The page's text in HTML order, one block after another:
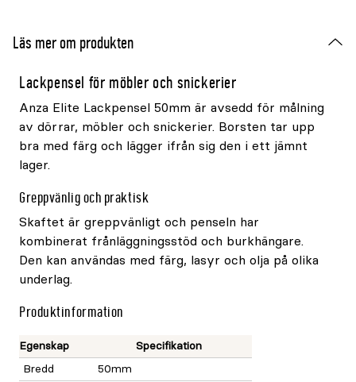
Läs mer om produkten
Lackpensel för möbler och snickerier
Anza Elite Lackpensel 50mm är avsedd för målning
av dörrar, möbler och snickerier. Borsten tar upp
bra med färg och lägger ifrån sig den i ett jämnt
lager.
Greppvänlig och praktisk
Skaftet är greppvänligt och penseln har
kombinerat frånläggningsstöd och burkhängare.
Den kan användas med färg, lasyr och olja på olika
underlag.
Produktinformation
Egenskap
Specifikation
Bredd
50mm